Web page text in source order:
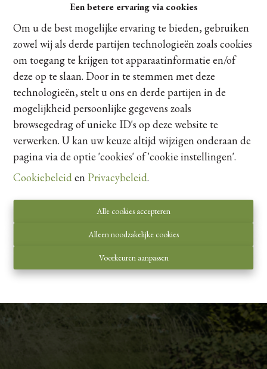
Een betere ervaring via cookies
Om u de best mogelijke ervaring te bieden, gebruiken
zowel wij als derde partijen technologieën zoals cookies
om toegang te krijgen tot apparaatinformatie en/of
deze op te slaan. Door in te stemmen met deze
technologieën, stelt u ons en derde partijen in de
mogelijkheid persoonlijke gegevens zoals
browsegedrag of unieke ID's op deze website te
verwerken. U kan uw keuze altijd wijzigen onderaan de
pagina via de optie 'cookies' of 'cookie instellingen'.
Cookiebeleiden Privacybeleid.
Alle cookies accepteren
Alleen noodzakelijke cookies
Voorkeuren aanpassen